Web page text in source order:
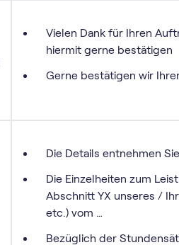
Vielen Dank für Ihren
hiermit gerne bestätigen
Gerne bestätigen wir
Die Details entnehmen
Die Einzelheiten zum
Abschnitt YX unseres /
etc.) vom …
Bezüglich der